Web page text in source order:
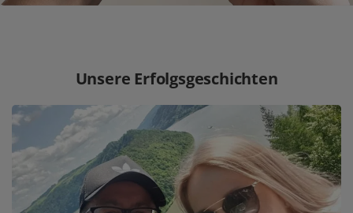
Unsere Erfolgsgeschichten